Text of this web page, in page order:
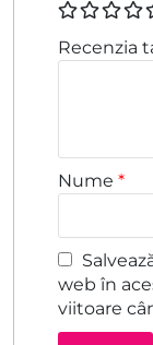
Recenzia
Nume *
web în
viitoare